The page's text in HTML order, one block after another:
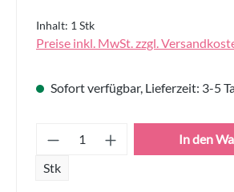
Inhalt: 1 Stk
Preise inkl. MwSt. zzgl.
Sofort verfügbar, Lieferzeit: 3-5
Produkt Anzahl: Gib
Stk
In den